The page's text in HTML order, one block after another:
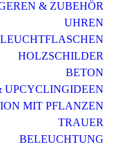
& ZUBEHÖR
UHREN
LEUCHTFLASCHEN
HOLZSCHILDER
BETON
UPCYCLINGIDEEN
MIT PFLANZEN
TRAUER
BELEUCHTUNG